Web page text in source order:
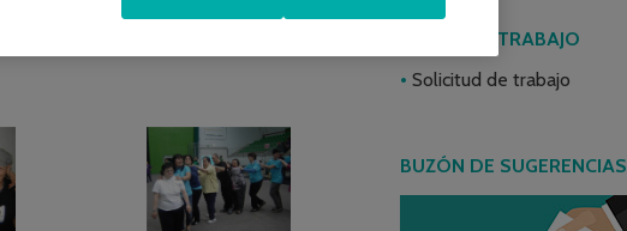
BOLSA DE TRABAJO
Solicitud de trabajo
BUZÓN DE SUGERENCIAS